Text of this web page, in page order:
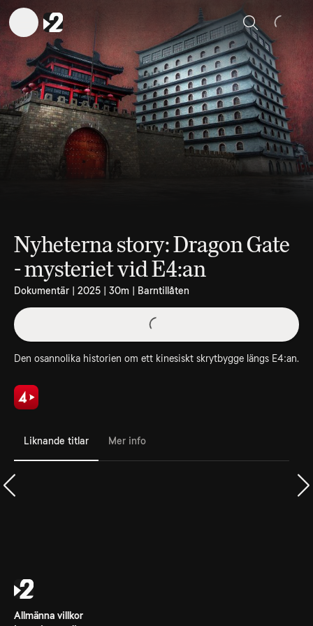
Sök
Nyheterna story: Dragon Gate
- mysteriet vid E4:an
Dokumentär | 2025 | 30m | Barntillåten
Den osannolika historien om ett kinesiskt skrytbygge längs E4:an.
Liknande titlar Mer info
Allmänna villkor